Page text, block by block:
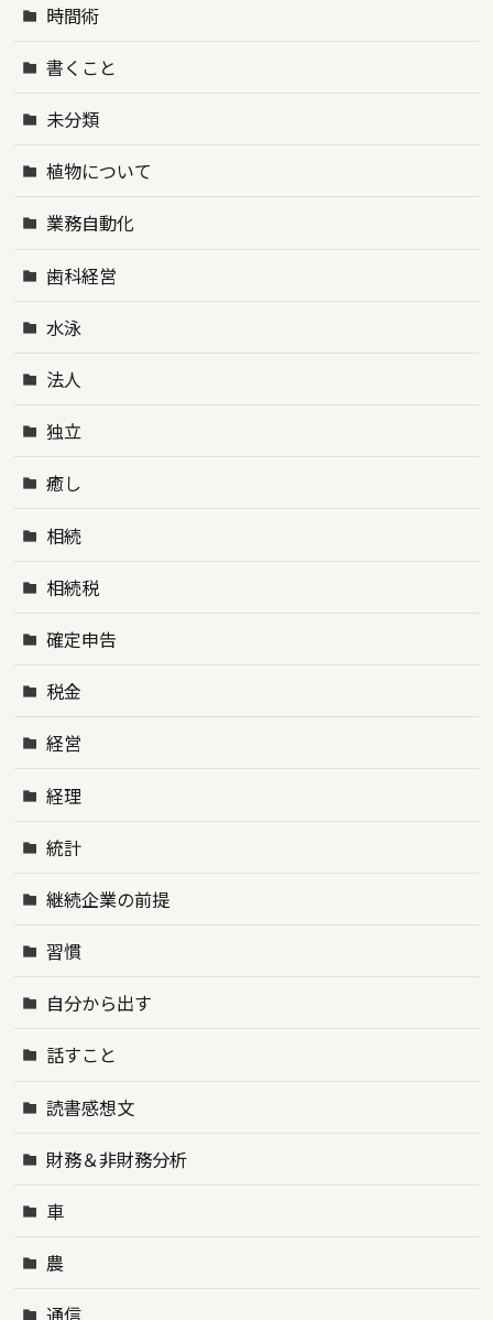
時間術
書くこと
未分類
植物について
業務自動化
歯科経営
水泳
法人
独立
癒し
相続
相続税
確定申告
税金
経営
経理
統計
継続企業の前提
習慣
自分から出す
話すこと
読書感想文
財務＆非財務分析
車
農